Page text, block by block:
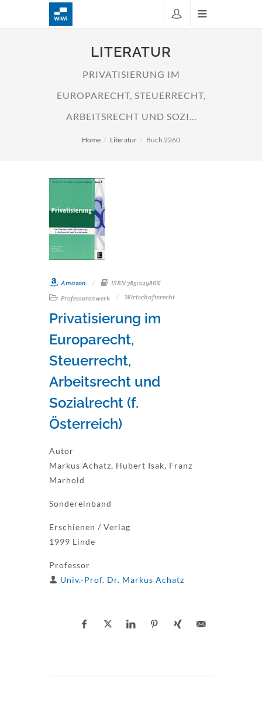
LITERATUR
PRIVATISIERUNG IM
EUROPARECHT, STEUERRECHT,
ARBEITSRECHT UND SOZI...
Home Literatur Buch 2260
Amazon
ISBN 385122986X
Professorenwerk
Wirtschaftsrecht
Privatisierung im
Europarecht,
Steuerrecht,
Arbeitsrecht und
Sozialrecht (f.
Österreich)
Autor
Markus Achatz, Hubert Isak, Franz
Marhold
Sondereinband
Erschienen / Verlag
1999 Linde
Professor
Univ.-Prof. Dr. Markus Achatz